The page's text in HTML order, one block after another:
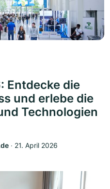
Entdecke die
und erlebe die
Technologien
‧ 21. April 2026